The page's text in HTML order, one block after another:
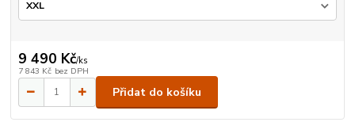
9 490 Kč/ks
7 843 Kč bez DPH
Přidat do košíku